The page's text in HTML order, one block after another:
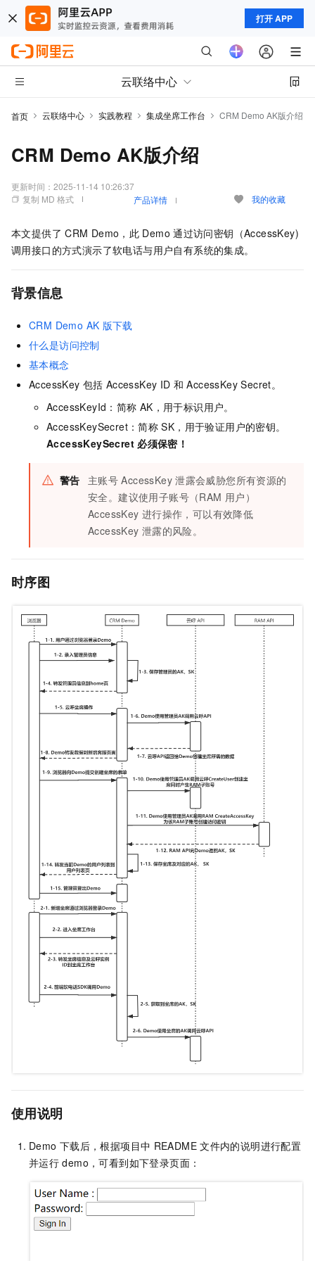
打开 APP
云联络中心
首页 云联络中心 实践教程 集成坐席工作台 CRM Demo AK版介绍
CRM Demo AK版介绍
更新时间： 2025-11-14 10:26:37
复制 MD 格式
产品详情 我的收藏
本文提供了 CRM Demo，此 Demo 通过访问密钥（AccessKey)
调用接口的方式演示了软电话与用户自有系统的集成。
背景信息
CRM Demo AK 版下载
什么是访问控制
基本概念
AccessKey 包括 AccessKey ID 和 AccessKey Secret。
AccessKeyId：简称 AK，用于标识用户。
AccessKeySecret：简称 SK，用于验证用户的密钥。
AccessKeySecret 必须保密！
警告 主账号 AccessKey 泄露会威胁您所有资源的
安全。建议使用子账号（RAM 用户）
AccessKey 进行操作，可以有效降低
AccessKey 泄露的风险。
时序图
使用说明
Demo 下载后，根据项目中 README 文件内的说明进行配置
并运行 demo，可看到如下登录页面：